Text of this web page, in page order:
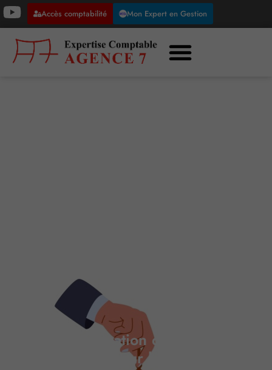
Accès comptabilité Mon Expert en Gestion
Lieux de privation de liberté : un
droit de visite pour les bâtonniers et